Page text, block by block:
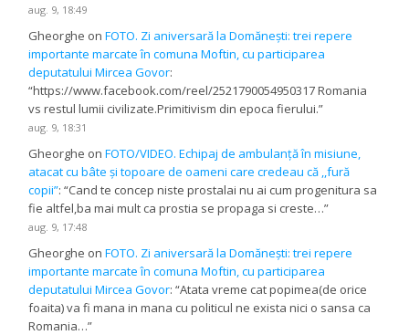
aug. 9, 18:49
Gheorghe onFOTO. Zi aniversară la Domănești: trei repere
importante marcate în comuna Moftin, cu participarea
deputatului Mircea Govor:
“https://www.facebook.com/reel/2521790054950317 Romania
vs restul lumii civilizate.Primitivism din epoca fierului.”
aug. 9, 18:31
Gheorghe onFOTO/VIDEO. Echipaj de ambulanță în misiune,
atacat cu bâte și topoare de oameni care credeau că ,,fură
copii”: “Cand te concep niste prostalai nu ai cum progenitura sa
fie altfel,ba mai mult ca prostia se propaga si creste…”
aug. 9, 17:48
Gheorghe onFOTO. Zi aniversară la Domănești: trei repere
importante marcate în comuna Moftin, cu participarea
deputatului Mircea Govor: “Atata vreme cat popimea(de orice
foaita) va fi mana in mana cu politicul ne exista nici o sansa ca
Romania…”